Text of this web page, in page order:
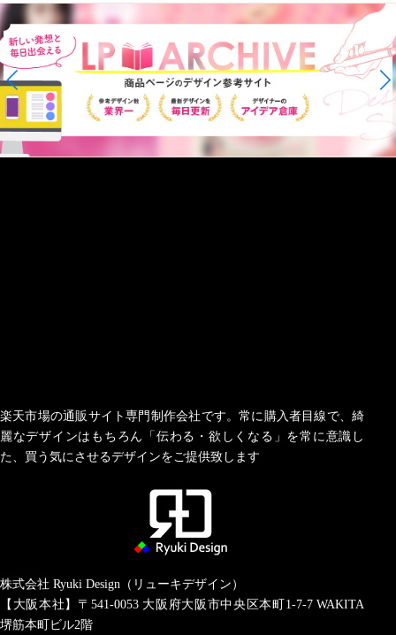
楽天市場の通販サイト専門制作会社です。常に購入者目線で、綺
麗なデザインはもちろん「伝わる・欲しくなる」を常に意識し
た、買う気にさせるデザインをご提供致します
株式会社 Ryuki Design（リューキデザイン）
【大阪本社】〒541-0053大阪府大阪市中央区本町1-7-7 WAKITA
堺筋本町ビル2階